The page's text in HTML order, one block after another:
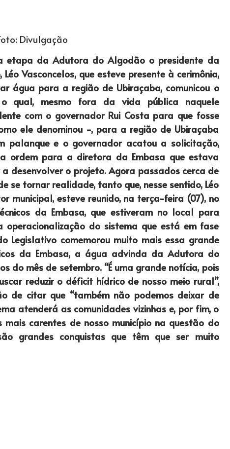
Divulgação
etapa da Adutora do Algodão o presidente da
Vasconcelos, que esteve presente à cerimônia,
água para a região de Ubiraçaba, comunicou o
o qual, mesmo fora da vida pública naquele
com o governador Rui Costa para que fosse
ele denominou -, para a região de Ubiraçaba
palanque e o governador acatou a solicitação,
ordem para a diretora da Embasa que estava
desenvolver o projeto. Agora passados cerca de
se tornar realidade, tanto que, nesse sentido, Léo
municipal, esteve reunido, na terça-feira (07), no
da Embasa, que estiveram no local para
do sistema que está em fase
Legislativo comemorou muito mais essa grande
da Embasa, a água advinda da Adutora do
do mês de setembro. “É uma grande notícia, pois
reduzir o déficit hídrico de nosso meio rural”,
de citar que “também não podemos deixar de
atenderá as comunidades vizinhas e, por fim, o
carentes de nosso município na questão do
grandes conquistas que têm que ser muito